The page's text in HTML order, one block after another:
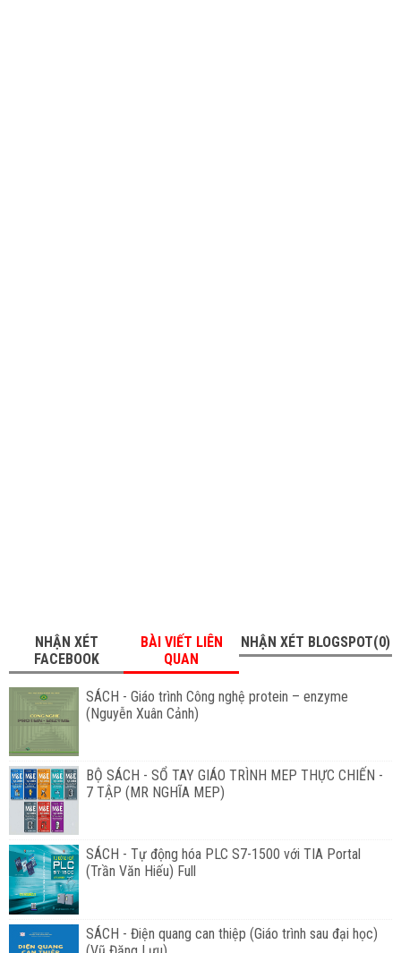
NHẬN XÉT
FACEBOOK
BÀI VIẾT LIÊN
QUAN
NHẬN XÉT BLOGSPOT(0)
SÁCH - Giáo trình Công nghệ protein – enzyme
(Nguyễn Xuân Cảnh)
BỘ SÁCH - SỔ TAY GIÁO TRÌNH MEP THỰC CHIẾN -
7 TẬP (MR NGHĨA MEP)
SÁCH - Tự động hóa PLC S7-1500 với TIA Portal
(Trần Văn Hiếu) Full
SÁCH - Điện quang can thiệp (Giáo trình sau đại học)